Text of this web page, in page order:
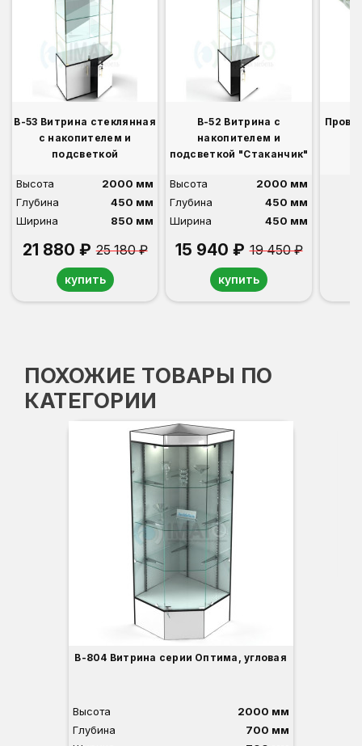
В-53 Витрина стеклянная
с накопителем и
подсветкой
Высота
2000 мм
Глубина
450 мм
Ширина
850 мм
21 880 ₽ 25 180 ₽
купить
В-52 Витрина с
накопителем и
подсветкой "Стаканчик"
Высота
2000 мм
Глубина
450 мм
Ширина
450 мм
15 940 ₽ 19 450 ₽
купить
ПОХОЖИЕ ТОВАРЫ ПО
КАТЕГОРИИ
В-804 Витрина серии Оптима, угловая
Высота
2000 мм
Глубина
700 мм